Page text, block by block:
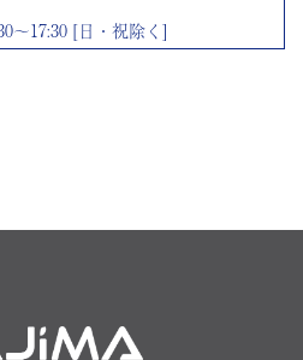
～17:30 [日・祝除く]